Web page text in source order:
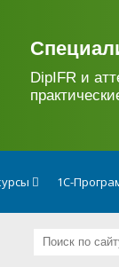
DipIFR и
1С-